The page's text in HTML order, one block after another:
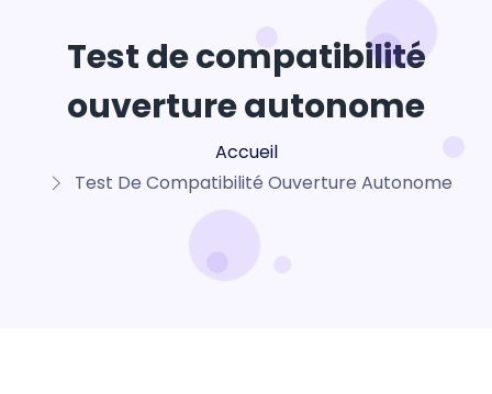
Test de compatibilité
ouverture autonome
Accueil
Test De Compatibilité Ouverture Autonome